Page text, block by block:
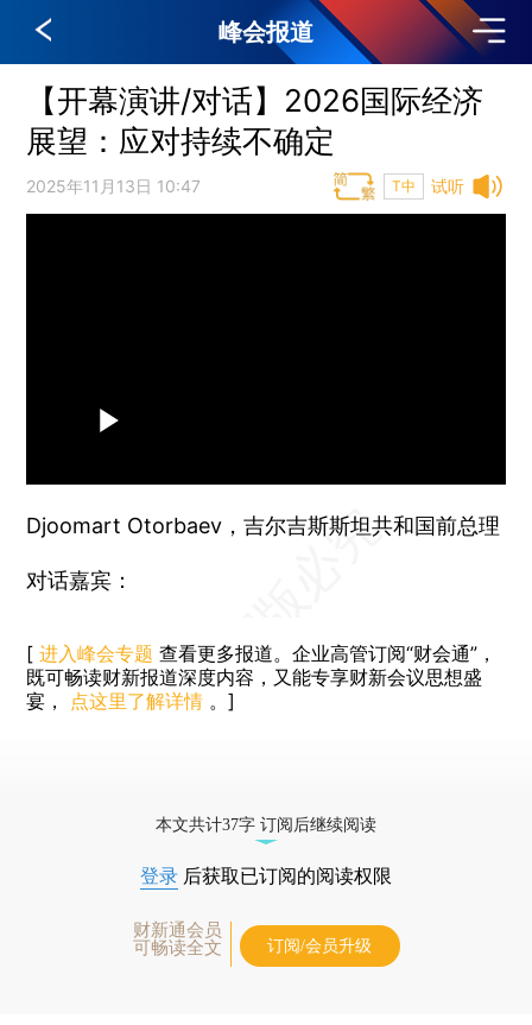
峰会报道
【开幕演讲/对话】2026国际经济
展望：应对持续不确定
试听
2025年11月13日 10:47 T中
Djoomart Otorbaev，吉尔吉斯斯坦共和国前总理
对话嘉宾：
[ 进入峰会专题 查看更多报道。企业高管订阅“财会通”，
既可畅读财新报道深度内容，又能专享财新会议思想盛
宴， 点这里了解详情 。]
本文共计37字 订阅后继续阅读
登录 后获取已订阅的阅读权限
财新通会员
可畅读全文
订阅/会员升级